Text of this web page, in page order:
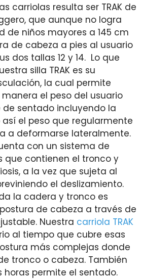
carriolas resulta ser TRAK de
que aunque no logra
de niños mayores a 145 cm
de cabeza a pies al usuario
dos tallas 12 y 14. Lo que
silla TRAK es su
la cual permite
el peso del usuario
de sentado incluyendo la
el peso que regularmente
a deformarse lateralmente.
con un sistema de
que contienen el tronco y
a la vez que sujeta al
el deslizamiento.
la cadera y tronco es
de cabeza a través de
Nuestra carriola TRAK
al tiempo que cubre esas
más complejas donde
tronco o cabeza. También
horas permite el sentado.